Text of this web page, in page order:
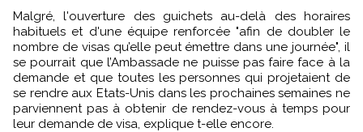
Malgré, l'ouverture des guichets au-delà des horaires
habituels et d'une équipe renforcée "afin de doubler le
nombre de visas qu’elle peut émettre dans une journée", il
se pourrait que l’Ambassade ne puisse pas faire face à la
demande et que toutes les personnes qui projetaient de
se rendre aux Etats-Unis dans les prochaines semaines ne
parviennent pas à obtenir de rendez-vous à temps pour
leur demande de visa, explique t-elle encore.